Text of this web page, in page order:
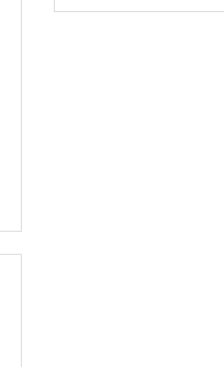
响；<&list>3.稳